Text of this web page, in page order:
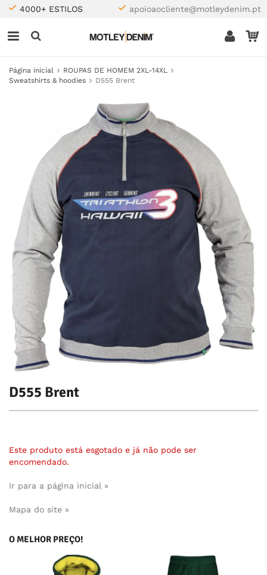
4000+ ESTILOS apoioaocliente@motleydenim.pt
Página inicial
ROUPAS DE HOMEM 2XL-14XL
Sweatshirts & hoodies
D555 Brent
D555 Brent
Este produto está esgotado e já não pode ser
encomendado.
Ir para a página inicial »
Mapa do site »
O MELHOR PREÇO!